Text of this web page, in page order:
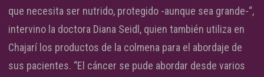
que necesita ser nutrido, protegido -aunque sea grande-“,
intervino la doctora Diana Seidl, quien también utiliza en
Chajarí los productos de la colmena para el abordaje de
sus pacientes. “El cáncer se pude abordar desde varios